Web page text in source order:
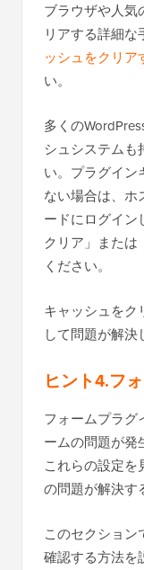
ブラウザや人気
リアする詳細な
ッシュをクリア
い。
多くの
シュシステムも
い。プラグイン
ない場合は、ホ
ードにログイン
クリア」または
ください。
キャッシュをク
して問題が解決
ヒント4.フ
フォームプラグ
ームの問題が発
これらの設定を
の問題が解決す
このセクション
確認する方法を